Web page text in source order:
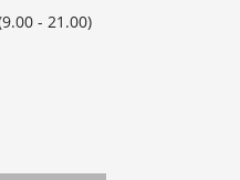
- 21.00)